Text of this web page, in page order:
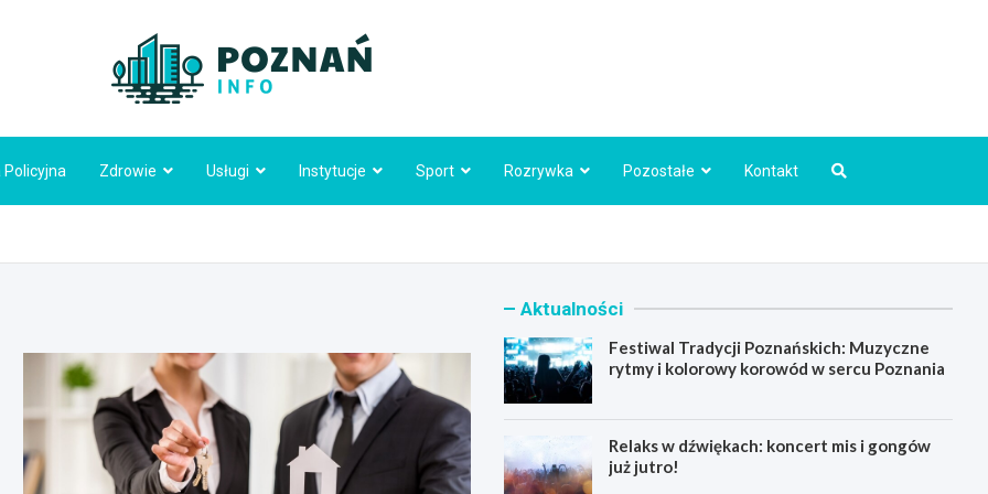
Policyjna Zdrowie Usługi Instytucje Sport Rozrywka Pozostałe Kontakt
Aktualności
Festiwal Tradycji Poznańskich: Muzyczne
rytmy i kolorowy korowód w sercu Poznania
Relaks w dźwiękach: koncert mis i gongów
już jutro!